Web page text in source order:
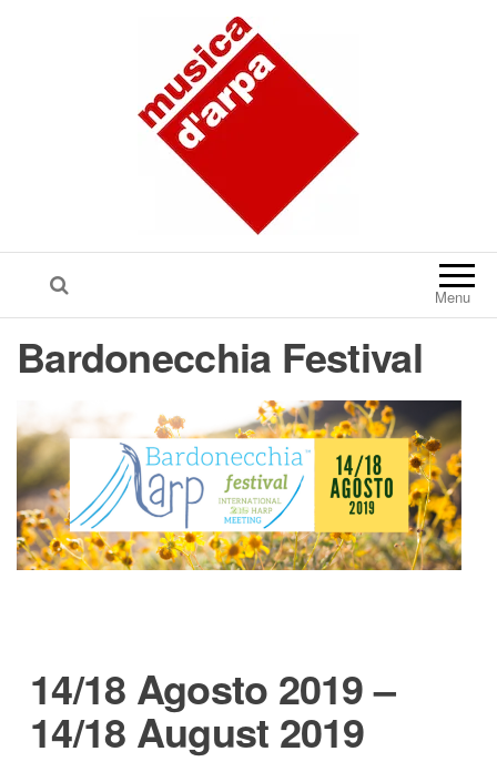
Menu
Bardonecchia Festival
14/18 Agosto 2019 –
14/18 August 2019